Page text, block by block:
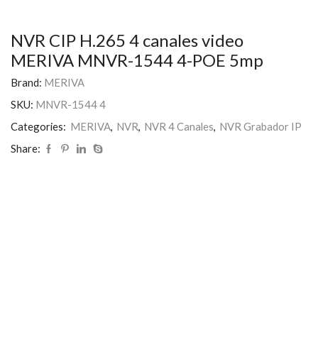
NVR CIP H.265 4 canales video
MERIVA MNVR-1544 4-POE 5mp
Brand: MERIVA
SKU: MNVR-1544 4
Categories: MERIVA, NVR, NVR 4 Canales, NVR Grabador IP
Share: